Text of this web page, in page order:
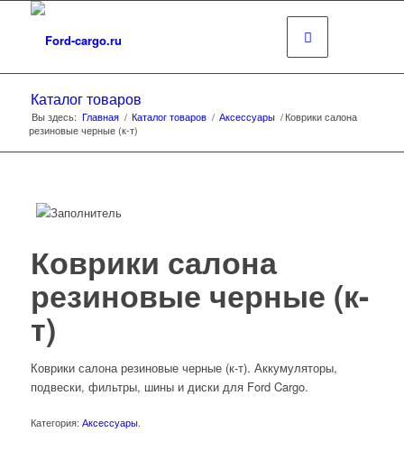
Каталог товаров
Вы здесь: Главная / Каталог товаров / Аксессуары / Коврики салона
резиновые черные (к-т)
Коврики салона
резиновые черные (к-
т)
Коврики салона резиновые черные (к-т). Аккумуляторы,
подвески, фильтры, шины и диски для Ford Cargo.
Категория: Аксессуары.